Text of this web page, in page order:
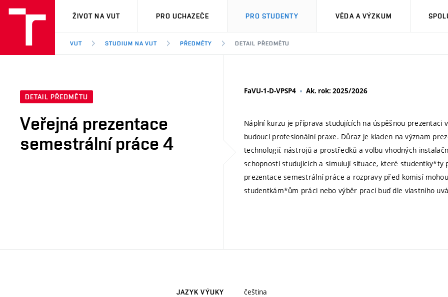
VUT
ŽIVOT NA VUT PRO UCHAZEČE PRO STUDENTY VĚDA A VÝZKUM
VUT STUDIUM NA VUT PŘEDMĚTY DETAIL PŘEDMĚTU
DETAIL PŘEDMĚTU
Veřejná prezentace
semestrální práce 4
FaVU-1-D-VPSP4 Ak. rok: 2025/2026
Náplní kurzu je příprava studujících na úspěšnou
budoucí profesionální praxe. Důraz je kladen na význam
technologií, nástrojů a prostředků a volbu vhodných
schopnosti studujících a simulují situace, které
prezentace semestrální práce a rozpravy před komisí
studentkám*ům práci nebo výběr prací buď dle vlastního
JAZYK VÝUKY čeština